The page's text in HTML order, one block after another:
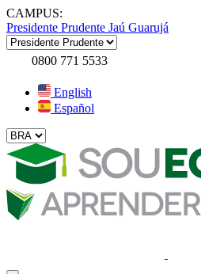
CAMPUS:
Presidente Prudente Jaú Guarujá
0800 771 5533
English
Español